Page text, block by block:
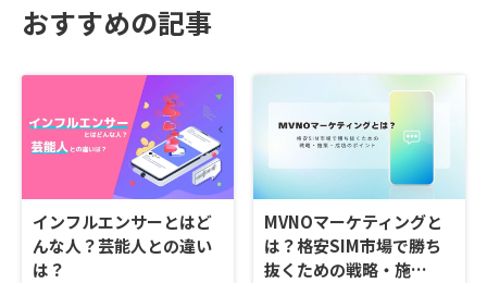
おすすめの記事
インフルエンサーとはど
んな人？芸能人との違い
は？
MVNOマーケティングと
は？格安SIM市場で勝ち
抜くための戦略・施…